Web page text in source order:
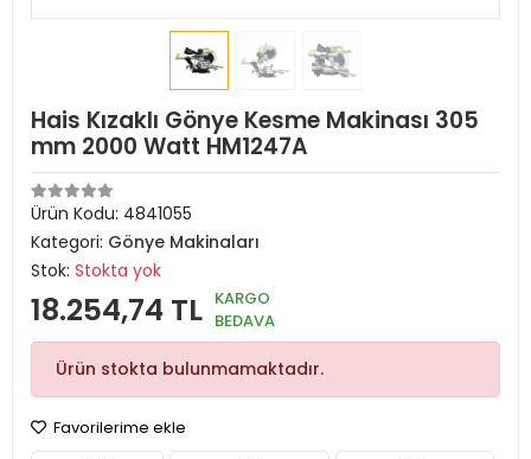
Hais Kızaklı Gönye Kesme Makinası 305
mm 2000 Watt HM1247A
Ürün Kodu: 4841055
Kategori: Gönye Makinaları
Stok: Stokta yok
18.254,74 TL KARGO
BEDAVA
Ürün stokta bulunmamaktadır.
Favorilerime ekle